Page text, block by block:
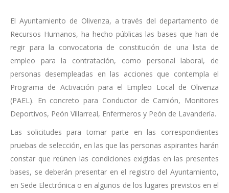
El Ayuntamiento de Olivenza, a través del departamento de
Recursos Humanos, ha hecho públicas las bases que han de
regir para la convocatoria de constitución de una lista de
empleo para la contratación, como personal laboral, de
personas desempleadas en las acciones que contempla el
Programa de Activación para el Empleo Local de Olivenza
(PAEL). En concreto para Conductor de Camión, Monitores
Deportivos, Peón Villarreal, Enfermeros y Peón de Lavandería.
Las solicitudes para tomar parte en las correspondientes
pruebas de selección, en las que las personas aspirantes harán
constar que reúnen las condiciones exigidas en las presentes
bases, se deberán presentar en el registro del Ayuntamiento,
en Sede Electrónica o en algunos de los lugares previstos en el